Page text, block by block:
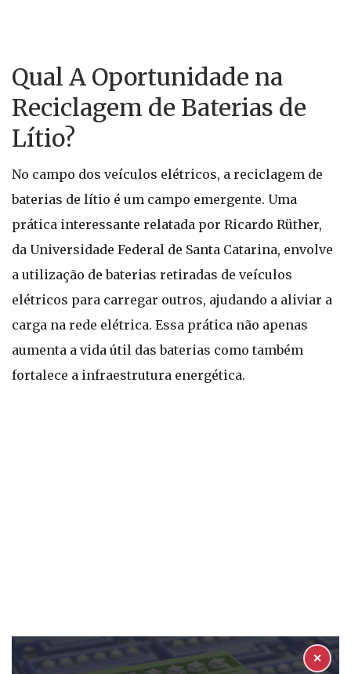
Qual A Oportunidade na
Reciclagem de Baterias de
Lítio?
No campo dos veículos elétricos, a reciclagem de
baterias de lítio é um campo emergente. Uma
prática interessante relatada por Ricardo Rüther,
da Universidade Federal de Santa Catarina, envolve
a utilização de baterias retiradas de veículos
elétricos para carregar outros, ajudando a aliviar a
carga na rede elétrica. Essa prática não apenas
aumenta a vida útil das baterias como também
fortalece a infraestrutura energética.
✕